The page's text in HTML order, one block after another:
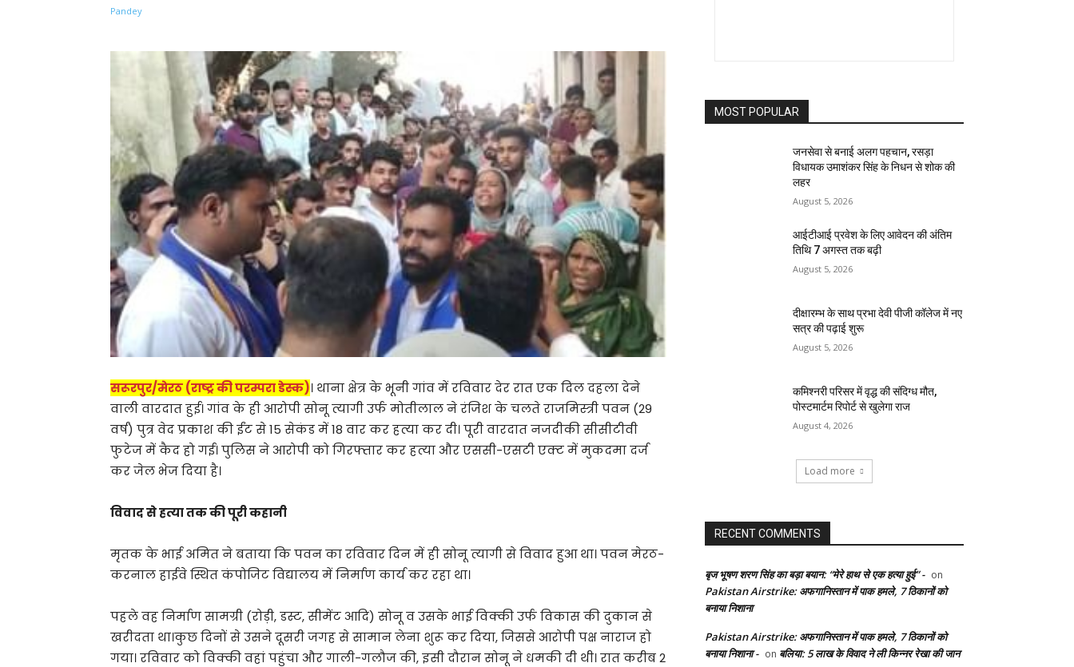
सरूरपुर/मेरठ (राष्ट्र की परम्परा डेस्क)। थाना क्षेत्र के भूनी गांव में रविवार देर रात एक दिल दहला देने
वाली वारदात हुई। गांव के ही आरोपी सोनू त्यागी उर्फ मोतीलाल ने रंजिश के चलते राजमिस्त्री पवन (29
वर्ष) पुत्र वेद प्रकाश की ईंट से 15 सेकंड में 18 वार कर हत्या कर दी। पूरी वारदात नजदीकी सीसीटीवी
फुटेज में कैद हो गई। पुलिस ने आरोपी को गिरफ्तार कर हत्या और एससी-एसटी एक्ट में मुकदमा दर्ज
कर जेल भेज दिया है।
विवाद से हत्या तक की पूरी कहानी
मृतक के भाई अमित ने बताया कि पवन का रविवार दिन में ही सोनू त्यागी से विवाद हुआ था। पवन मेरठ-
करनाल हाईवे स्थित कंपोजिट विद्यालय में निर्माण कार्य कर रहा था।
पहले वह निर्माण सामग्री (रोड़ी, डस्ट, सीमेंट आदि) सोनू व उसके भाई विक्की उर्फ विकास की दुकान से
खरीदता था।कुछ दिनों से उसने दूसरी जगह से सामान लेना शुरू कर दिया, जिससे आरोपी पक्ष नाराज हो
गया। रविवार को विक्की वहां पहुंचा और गाली-गलौज की, इसी दौरान सोनू ने धमकी दी थी। रात करीब 2
MOST POPULAR
जनसेवा से बनाई अलग पहचान, रसड़ा
विधायक उमाशंकर सिंह के निधन से शोक की
लहर
August 5, 2026
आईटीआई प्रवेश के लिए आवेदन की अंतिम
तिथि 7 अगस्त तक बढ़ी
August 5, 2026
दीक्षारम्भ के साथ प्रभा देवी पीजी कॉलेज में नए
सत्र की पढ़ाई शुरू
August 5, 2026
कमिश्नरी परिसर में वृद्ध की संदिग्ध मौत,
पोस्टमार्टम रिपोर्ट से खुलेगा राज
August 4, 2026
Load more
RECENT COMMENTS
बृज भूषण शरण सिंह का बड़ा बयान: “मेरे हाथ से एक हत्या हुई” - on
Pakistan Airstrike: अफगानिस्तान में पाक हमले, 7 ठिकानों को
बनाया निशाना
Pakistan Airstrike: अफगानिस्तान में पाक हमले, 7 ठिकानों को
बनाया निशाना - on बलिया: 5 लाख के विवाद ने ली किन्नर रेखा की जान